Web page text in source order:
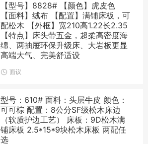
【型号】8828# 【颜色】虎皮色
【面料】绒布 【配置】满铺床板，可
配松木 【外框】宽210高1.22长2.35
【特点】床头带五金，超柔高密度海
绵、两抽屉环保升级床、大岩板更显
高端大气、完美舒适设
面议
型号：610# 面料：头层牛皮 颜色：
可可棕 配置：8公分SF级松木床边
（软质护边工艺） 床板：9D松木满
铺床板 2.5*15*9块松木床板 两配任
选